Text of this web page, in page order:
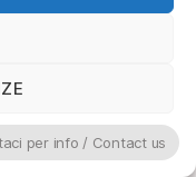
per info / Contact us